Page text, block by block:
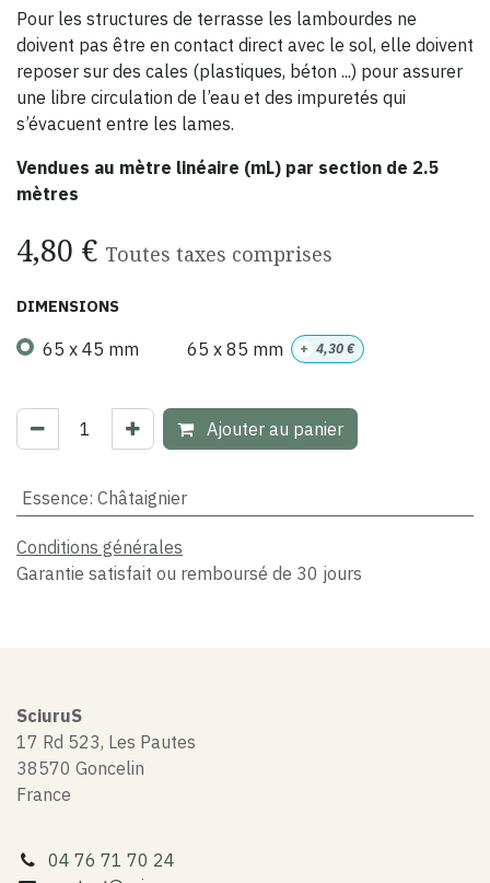
Pour les structures de terrasse les lambourdes ne
doivent pas être en contact direct avec le sol, elle doivent
reposer sur des cales (plastiques, béton ...) pour assurer
une libre circulation de l’eau et des impuretés qui
s’évacuent entre les lames.
Vendues au mètre linéaire (mL) par section de 2.5
mètres
4,80 € Toutes taxes comprises
DIMENSIONS
65 x 45 mm 65 x 85 mm + 4,30 €
Ajouter au panier
Essence: Châtaignier
Conditions générales
Garantie satisfait ou remboursé de 30 jours
SciuruS
17 Rd 523, Les Pautes
38570 Goncelin
France
04 76 71 70 24